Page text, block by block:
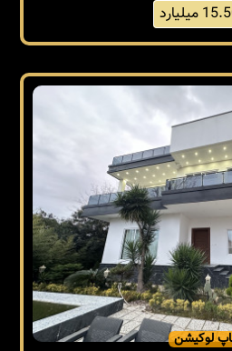
میلیارد
لوکیشن